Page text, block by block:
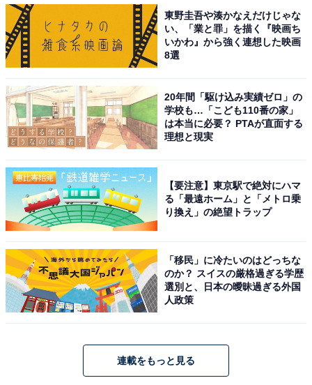
東野圭吾や湊かなえだけじゃな
い、「業と罪」を描く『映画ち
いかわ』から強く連想した映画
8選
20年間「駆け込み実績ゼロ」の
学校も…「こども110番の家」
は本当に必要？ PTAが直面する
理想と現実
【要注意】東京駅で絶対にハマ
る「最遠ホーム」と「メトロ乗
り換え」の絶望トラップ
「移民」に冷たいのはどっちな
のか？ スイスの厳格過ぎる学歴
選別と、日本の曖昧過ぎる外国
人政策
連載をもっと見る